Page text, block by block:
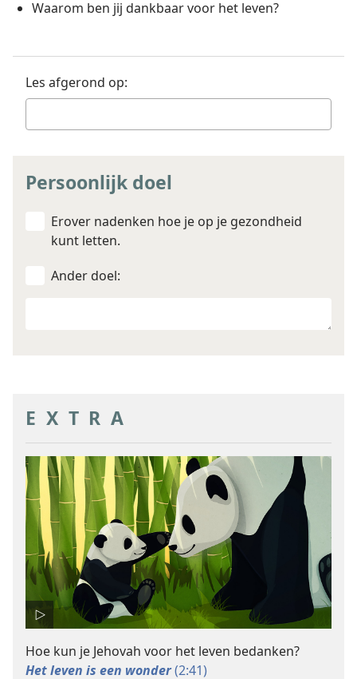
Waarom ben jij dankbaar voor het leven?
Les afgerond op:
Persoonlijk doel
Erover nadenken hoe je op je gezondheid
kunt letten.
Ander doel:
EXTRA
Hoe kun je Jehovah voor het leven bedanken?
Het leven is een wonder(2:41)